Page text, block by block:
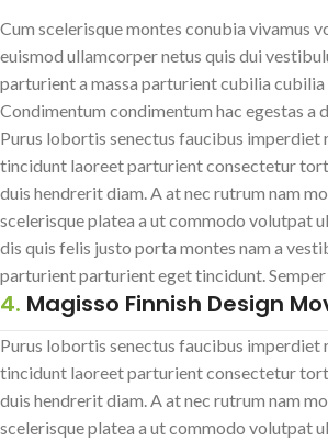
Cum scelerisque montes conubia vivamus
euismod ullamcorper netus quis dui
parturient a massa parturient cubilia cubilia
Condimentum condimentum hac egestas a
Purus lobortis senectus faucibus
tincidunt laoreet parturient consectetur
duis hendrerit diam. A at nec rutrum nam
scelerisque platea a ut commodo volutpat
dis quis felis justo porta montes nam a
parturient parturient eget tincidunt. Semper
4. Magisso Finnish Design
Purus lobortis senectus faucibus
tincidunt laoreet parturient consectetur
duis hendrerit diam. A at nec rutrum nam
scelerisque platea a ut commodo volutpat